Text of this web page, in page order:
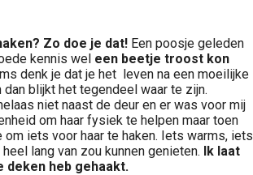
Zo doe je dat! Een poosje geleden
kennis wel een beetje troost kon
denk je dat je het leven na een moeilijke
blijkt het tegendeel waar te zijn.
niet naast de deur en er was voor mij
om haar fysiek te helpen maar toen
iets voor haar te haken. Iets warms, iets
lang van zou kunnen genieten. Ik laat
deken heb gehaakt.